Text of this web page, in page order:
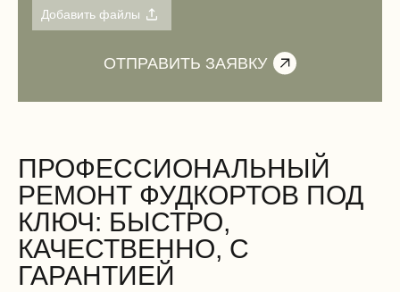
ПРОФЕССИОНАЛЬНЫЙ
РЕМОНТ ФУДКОРТОВ ПОД
КЛЮЧ: БЫСТРО,
КАЧЕСТВЕННО, С
ГАРАНТИЕЙ